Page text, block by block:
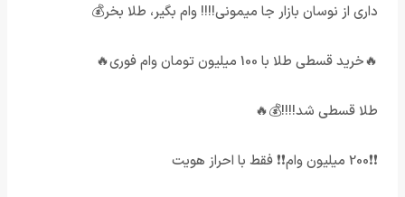
داری از نوسان بازار جا میمونی!!!! وام بگیر، طلا بخر💰
🔥خرید قسطی طلا با 100 میلیون تومان وام فوری🔥
طلا قسطی شد!!!!💰🔥
❗❗200 میلیون وام❗❗ فقط با احراز هویت